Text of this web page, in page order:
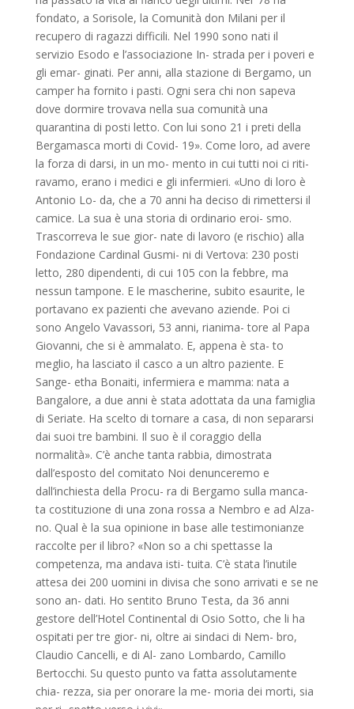
fondato, a Sorisole, la Comunità don Milani per il
recupero di ragazzi difficili. Nel 1990 sono nati il
servizio Esodo e l’associazione In- strada per i poveri e
gli emar- ginati. Per anni, alla stazione di Bergamo, un
camper ha fornito i pasti. Ogni sera chi non sapeva
dove dormire trovava nella sua comunità una
quarantina di posti letto. Con lui sono 21 i preti della
Bergamasca morti di Covid- 19». Come loro, ad avere
la forza di darsi, in un mo- mento in cui tutti noi ci riti-
ravamo, erano i medici e gli infermieri. «Uno di loro è
Antonio Lo- da, che a 70 anni ha deciso di rimettersi il
camice. La sua è una storia di ordinario eroi- smo.
Trascorreva le sue gior- nate di lavoro (e rischio) alla
Fondazione Cardinal Gusmi- ni di Vertova: 230 posti
letto, 280 dipendenti, di cui 105 con la febbre, ma
nessun tampone. E le mascherine, subito esaurite, le
portavano ex pazienti che avevano aziende. Poi ci
sono Angelo Vavassori, 53 anni, rianima- tore al Papa
Giovanni, che si è ammalato. E, appena è sta- to
meglio, ha lasciato il casco a un altro paziente. E
Sange- etha Bonaiti, infermiera e mamma: nata a
Bangalore, a due anni è stata adottata da una famiglia
di Seriate. Ha scelto di tornare a casa, di non separarsi
dai suoi tre bambini. Il suo è il coraggio della
normalità». C’è anche tanta rabbia, dimostrata
dall’esposto del comitato Noi denunceremo e
dall’inchiesta della Procu- ra di Bergamo sulla manca-
ta costituzione di una zona rossa a Nembro e ad Alza-
no. Qual è la sua opinione in base alle testimonianze
raccolte per il libro? «Non so a chi spettasse la
competenza, ma andava isti- tuita. C’è stata l’inutile
attesa dei 200 uomini in divisa che sono arrivati e se ne
sono an- dati. Ho sentito Bruno Testa, da 36 anni
gestore dell’Hotel Continental di Osio Sotto, che li ha
ospitati per tre gior- ni, oltre ai sindaci di Nem- bro,
Claudio Cancelli, e di Al- zano Lombardo, Camillo
Bertocchi. Su questo punto va fatta assolutamente
chia- rezza, sia per onorare la me- moria dei morti, sia